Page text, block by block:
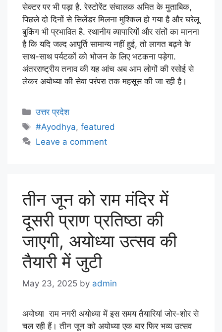
सेक्टर पर भी पड़ा है. रेस्टोरेंट संचालक अमित के मुताबिक,
पिछले दो दिनों से सिलेंडर मिलना मुश्किल हो गया है और घरेलू
बुकिंग भी प्रभावित है. स्थानीय व्यापारियों और संतों का मानना
है कि यदि जल्द आपूर्ति सामान्य नहीं हुई, तो लागत बढ़ने के
साथ-साथ पर्यटकों को भोजन के लिए भटकना पड़ेगा.
अंतरराष्ट्रीय तनाव की यह आंच अब आम लोगों की रसोई से
लेकर अयोध्या की सेवा परंपरा तक महसूस की जा रही है।
उत्तर प्रदेश
#Ayodhya,featured
Leave a comment
तीन जून को राम मंदिर में
दूसरी प्राण प्रतिष्ठा की
जाएगी, अयोध्या उत्सव की
तैयारी में जुटी
May 23, 2025 by admin
अयोध्या राम नगरी अयोध्या में इस समय तैयारियां जोर-शोर से
चल रही हैं। तीन जून को अयोध्या एक बार फिर भव्य उत्सव